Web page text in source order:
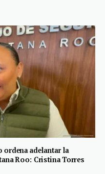
ordena adelantar la
Roo: Cristina Torres